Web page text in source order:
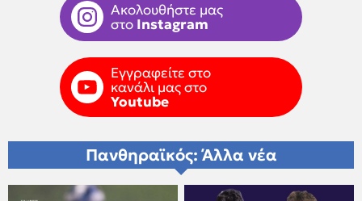
Ακολουθήστε μας
στο Instagram
Εγγραφείτε στο
κανάλι μας στο
Youtube
Πανθηραϊκός: Άλλα νέα